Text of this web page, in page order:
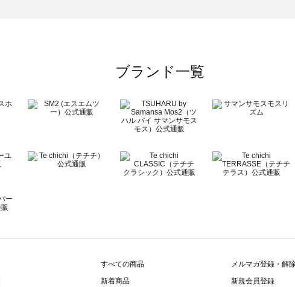
）のトップス一覧
ブランド一覧
すべての商品
新着商品
メルマガ登録・解
新規会員登録